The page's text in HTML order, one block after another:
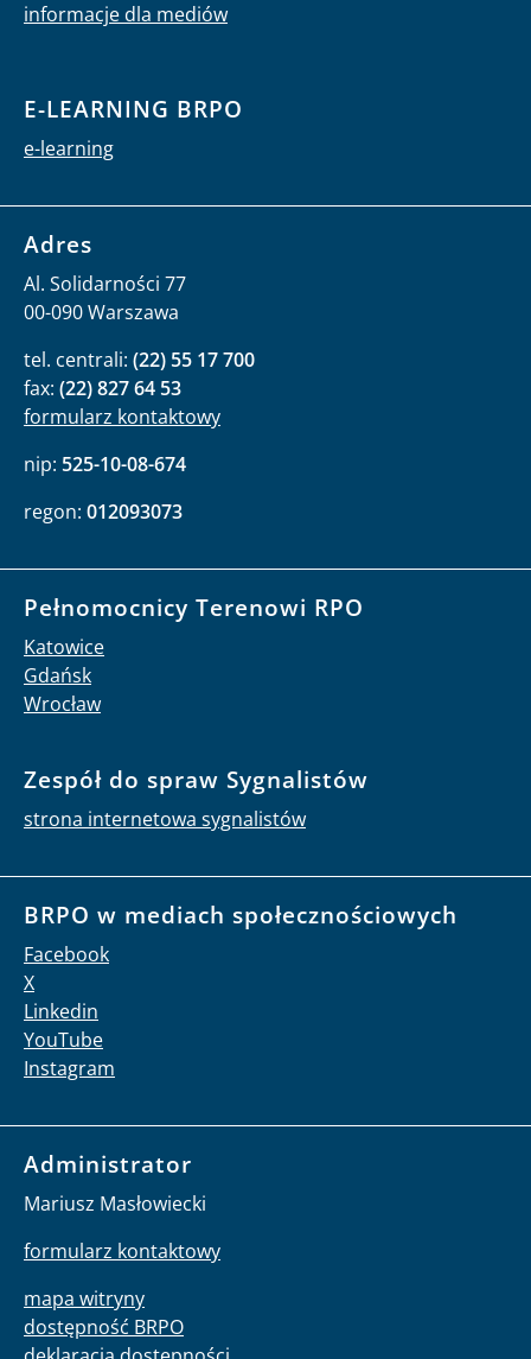
informacje dla mediów
E-LEARNING BRPO
e-learning
Adres
Al. Solidarności 77
00-090 Warszawa
tel. centrali: (22) 55 17 700
fax: (22) 827 64 53
formularz kontaktowy
nip: 525-10-08-674
regon: 012093073
Pełnomocnicy Terenowi RPO
Katowice
Gdańsk
Wrocław
Zespół do spraw Sygnalistów
strona internetowa sygnalistów
BRPO w mediach społecznościowych
Facebook
X
Linkedin
YouTube
Instagram
Administrator
Mariusz Masłowiecki
formularz kontaktowy
mapa witryny
dostępność BRPO